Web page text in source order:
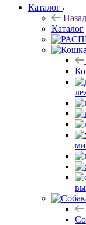
Каталог
Назад
Каталог